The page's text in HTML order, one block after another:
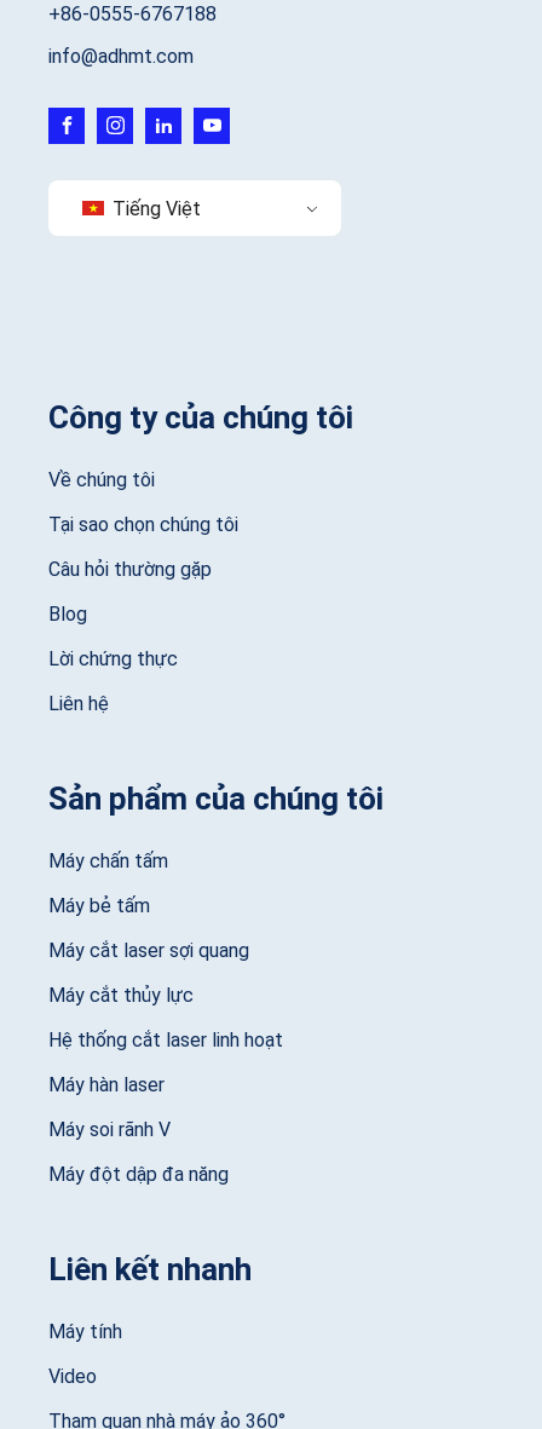
+86-0555-6767188
info@adhmt.com
Tiếng Việt
Công ty của chúng tôi
Về chúng tôi
Tại sao chọn chúng tôi
Câu hỏi thường gặp
Blog
Lời chứng thực
Liên hệ
Sản phẩm của chúng tôi
Máy chấn tấm
Máy bẻ tấm
Máy cắt laser sợi quang
Máy cắt thủy lực
Hệ thống cắt laser linh hoạt
Máy hàn laser
Máy soi rãnh V
Máy đột dập đa năng
Liên kết nhanh
Máy tính
Video
Tham quan nhà máy ảo 360°